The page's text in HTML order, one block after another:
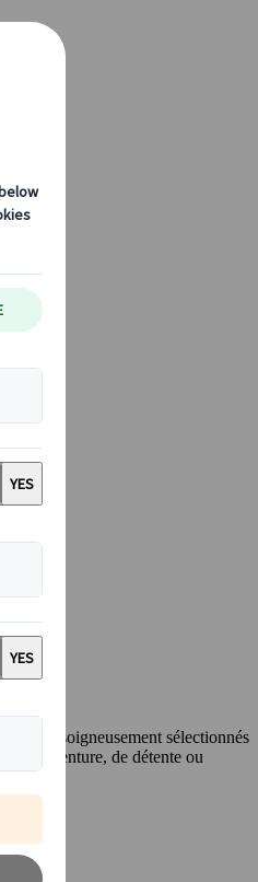
soigneusement sélectionnés
d'aventure, de détente ou